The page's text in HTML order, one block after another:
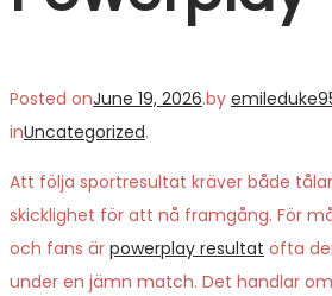
Posted onJune 19, 2026.by
inUncategorized.
Att följa sportresultat kräver både
skicklighet för att nå framgång. För
och fans är powerplay resultat ofta
under en jämn match. Det handlar